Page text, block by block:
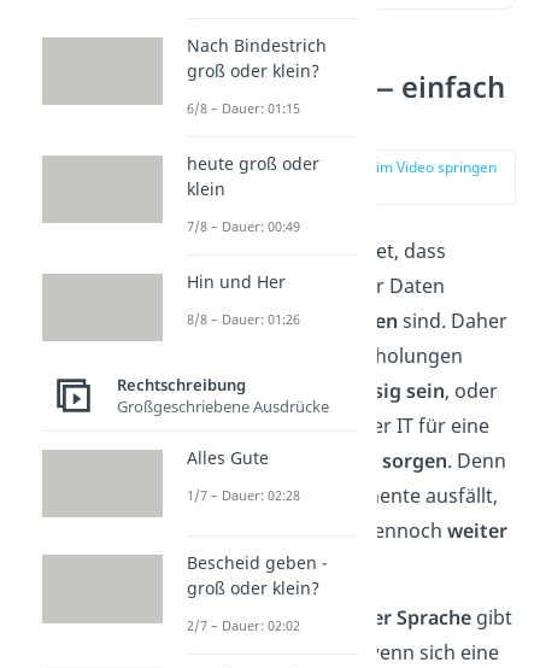
Redundanz — einfach
erklärt
zur Stelle im Video springen
Redundanz bedeutet, dass
Informationen oder Daten
mehrfach vorhanden sind. Daher
können die Wiederholungen
entweder
überflüssig sein, oder
beispielsweise in der IT für eine
erhöhte Sicherheit sorgen. Denn
wenn eine Komponente ausfällt,
kann das System dennochweiter
funktionieren
Auch imKontext der Sprache gibt
es Redundanzen, wenn sich eine
Nach Bindestrich
groß oder klein?
6/8 – Dauer: 01:15
heute groß oder
klein
7/8 – Dauer: 00:49
Hin und Her
8/8 – Dauer: 01:26
Rechtschreibung
Großgeschriebene Ausdrücke
Alles Gute
1/7 – Dauer: 02:28
Bescheid geben -
groß oder klein?
2/7 – Dauer: 02:02